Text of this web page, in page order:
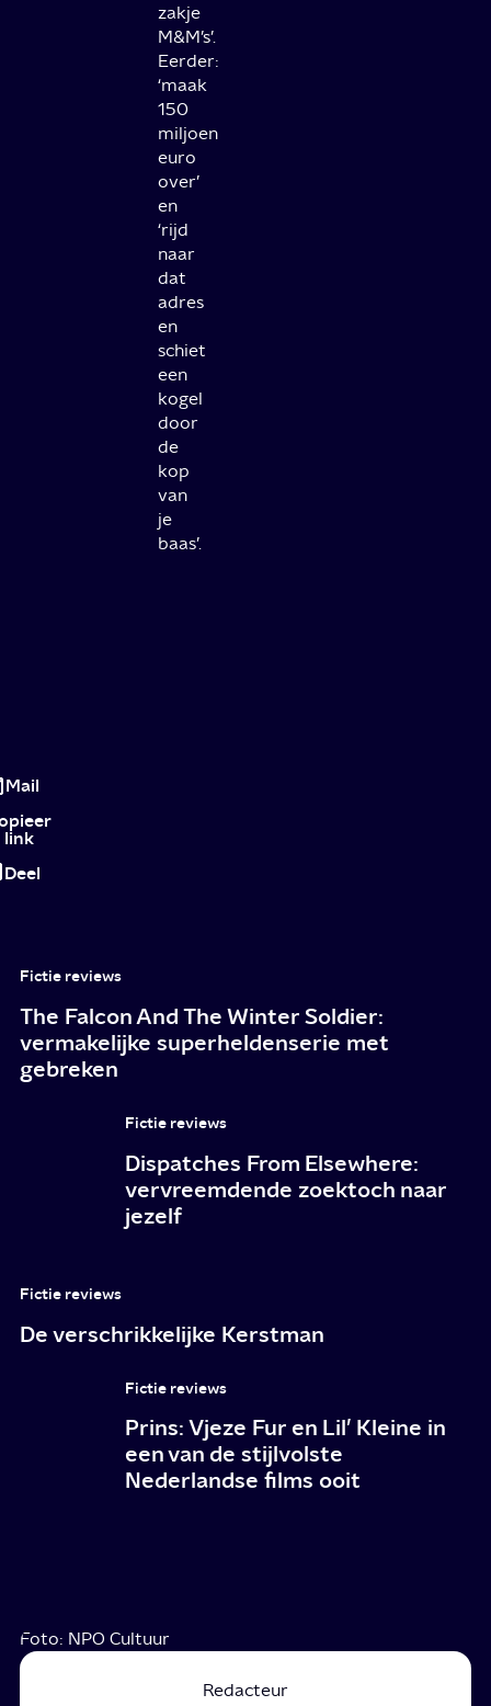
zakje
M&M’s’.
Eerder:
‘maak
150
miljoen
euro
over’
en
‘rijd
naar
dat
adres
en
schiet
een
kogel
door
de
kop
van
je
baas’.
Retribution:
angry
daddy
Liam
en
kids
zijn
Mail
link
Deel
Fictie reviews
The Falcon And The Winter Soldier:
vermakelijke superheldenserie met
gebreken
Fictie reviews
Dispatches From Elsewhere:
vervreemdende zoektoch naar
jezelf
Fictie reviews
De verschrikkelijke Kerstman
Fictie reviews
Prins: Vjeze Fur en Lil’ Kleine in
een van de stijlvolste
Nederlandse films ooit
Foto: NPO Cultuur
Redacteur